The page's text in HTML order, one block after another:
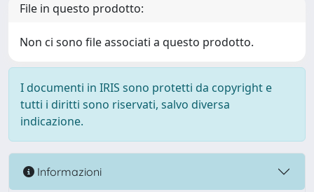
File in questo prodotto:
Non ci sono file associati a questo prodotto.
I documenti in IRIS sono protetti da copyright e
tutti i diritti sono riservati, salvo diversa
indicazione.
Informazioni